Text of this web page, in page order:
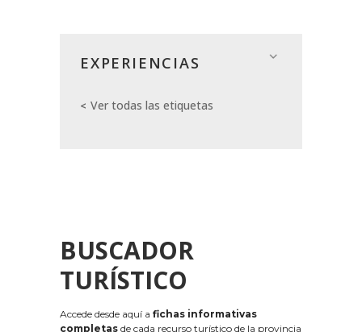
EXPERIENCIAS
Ver todas las etiquetas
BUSCADOR
TURÍSTICO
Accede desde aquí a fichas informativas
completas de cada recurso turístico de la provincia